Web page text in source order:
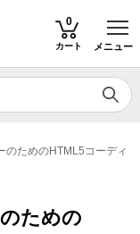
0
カート メニュー
のためのHTML5コーディ
ための